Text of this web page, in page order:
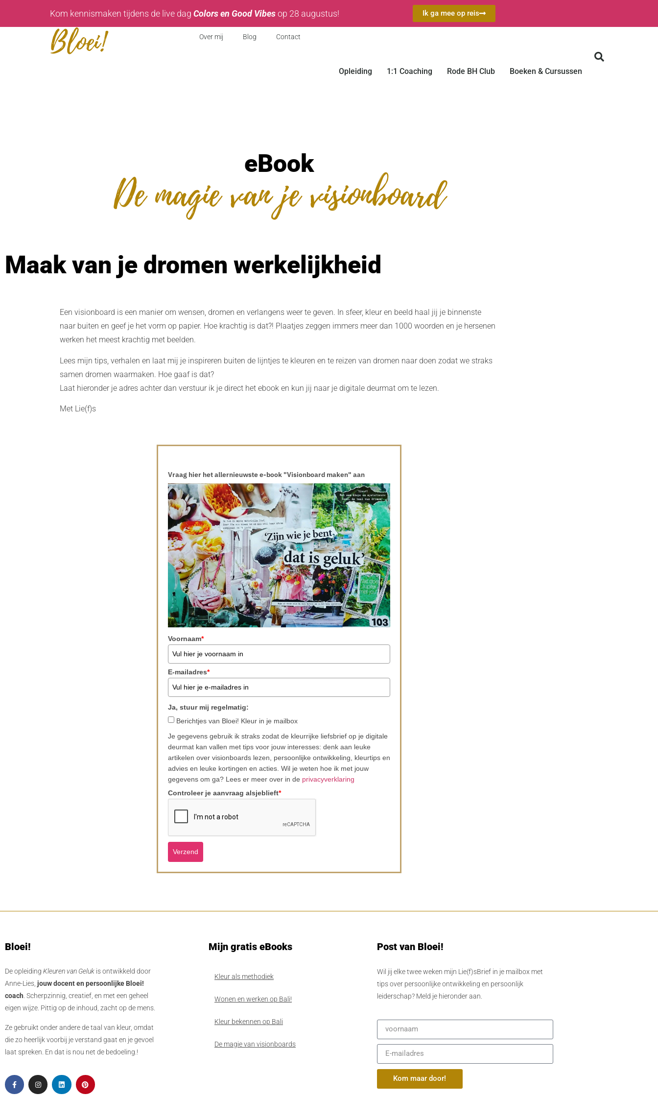
Kom kennismaken tijdens de live dag Colors en Good Vibesop 28 augustus! Ik ga mee op reis
Over mij Blog Contact
Opleiding 1:1 Coaching Rode BH Club Boeken & Cursussen
eBook
De magie van je visionboard
Maak van je dromen werkelijkheid
Een visionboard is een manier om wensen, dromen en verlangens weer te geven. In sfeer, kleur en beeld haal jij je binnenste
naar buiten en geef je het vorm op papier. Hoe krachtig is dat?! Plaatjes zeggen immers meer dan 1000 woorden en je hersenen
werken het meest krachtig met beelden.
Lees mijn tips, verhalen en laat mij je inspireren buiten de lijntjes te kleuren en te reizen van dromen naar doen zodat we straks
samen dromen waarmaken. Hoe gaaf is dat?
Laat hieronder je adres achter dan verstuur ik je direct het ebook en kun jij naar je digitale deurmat om te lezen.
Met Lie(f)s
Vraag hier het allernieuwste e-book "Visionboard maken" aan
Voornaam*
E-mailadres*
Ja, stuur mij regelmatig:
Berichtjes van Bloei! Kleur in je mailbox
Je gegevens gebruik ik straks zodat de kleurrijke liefsbrief op je digitale
deurmat kan vallen met tips voor jouw interesses: denk aan leuke
artikelen over visionboards lezen, persoonlijke ontwikkeling, kleurtips en
advies en leuke kortingen en acties. Wil je weten hoe ik met jouw
gegevens om ga? Lees er meer over in de privacyverklaring
Controleer je aanvraag alsjeblieft*
Verzend
Bloei!
De opleiding Kleuren van Geluk is ontwikkeld door
Anne-Lies, jouw docent en persoonlijke Bloei!
coach . Scherpzinnig, creatief, en met een geheel
eigen wijze. Pittig op de inhoud, zacht op de mens.
Ze gebruikt onder andere de taal van kleur, omdat
die zo heerlijk voorbij je verstand gaat en je gevoel
laat spreken. En dat is nou net de bedoeling.!
Mijn gratis eBooks
Kleur als methodiek
Wonen en werken op Bali!
Kleur bekennen op Bali
De magie van visionboards
Post van Bloei!
Wil jij elke twee weken mijn Lie(f)sBrief in je mailbox met
tips over persoonlijke ontwikkeling en persoonlijk
leiderschap? Meld je hieronder aan.
Kom maar door!